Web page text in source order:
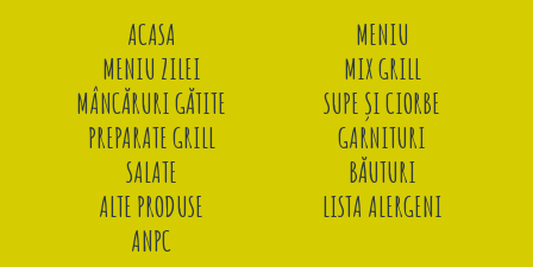
ACASA
MENIU
MENIU ZILEI
MIX GRILL
MÂNCĂRURI GĂTITE
SUPE ȘI CIORBE
PREPARATE GRILL
GARNITURI
SALATE
BĂUTURI
ALTE PRODUSE
LISTA ALERGENI
ANPC